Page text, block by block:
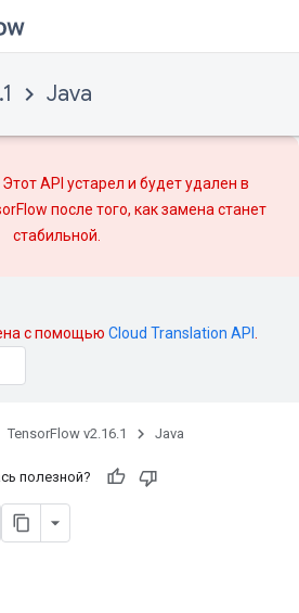
Java
Этот API устарел и будет удален в
после того, какзамена станет
стабильной.
с помощью Cloud Translation API
TensorFlow v2.16.1 Java
полезной?